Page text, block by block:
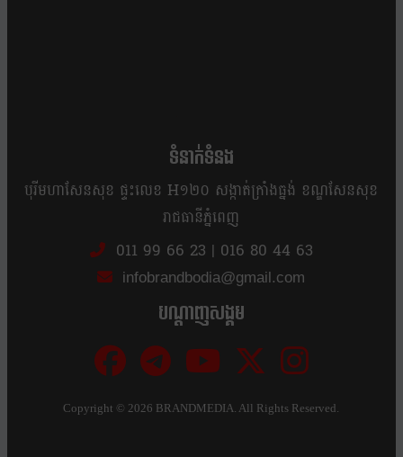
ទំនាក់ទំនង
បុរីមហាសែនសុខ ផ្ទះលេខ H១២០ សង្កាត់ក្រាំងធ្នង់ ខណ្ឌសែនសុខ
រាជធានីភ្នំពេញ
011 99 66 23 | 016 80 44 63
infobrandbodia@gmail.com
បណ្ដាញសង្គម
Copyright ©2026 BRANDMEDIA. All Rights Reserved.